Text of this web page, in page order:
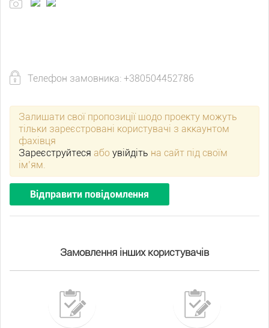
Телефон замовника: +380504452786
Залишати свої пропозиції щодо проекту можуть
тільки зареєстровані користувачі з аккаунтом
фахівця
Зареєструйтеся або увійдіть на сайт під своїм
ім’ям.
Відправити повідомлення
Замовлення інших користувачів